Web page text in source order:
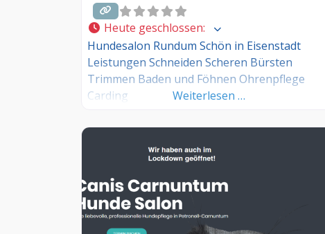
Heute geschlossen:
Hundesalon Rundum Schön in Eisenstadt
Leistungen Schneiden Scheren Bürsten
Trimmen Baden und Föhnen Ohrenpflege
Carding
Weiterlesen …